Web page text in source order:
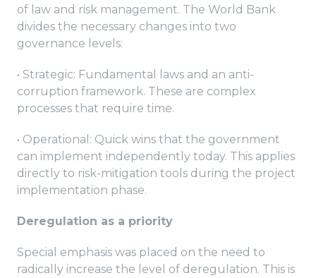
of law and risk management. The World Bank
divides the necessary changes into two
governance levels:
• Strategic: Fundamental laws and an anti-
corruption framework. These are complex
processes that require time.
• Operational: Quick wins that the government
can implement independently today. This applies
directly to risk-mitigation tools during the project
implementation phase.
Deregulation as a priority
Special emphasis was placed on the need to
radically increase the level of deregulation. This is